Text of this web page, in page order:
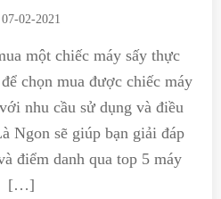
07-02-2021
một chiếc máy sấy thực
chọn mua được chiếc máy
nhu cầu sử dụng và điều
Ngon sẽ giúp bạn giải đáp
điểm danh qua top 5 máy
[…]